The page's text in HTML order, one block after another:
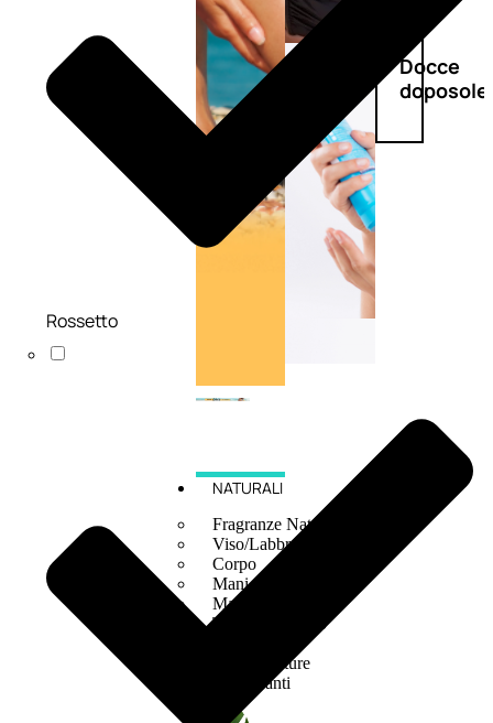
Doposole
Docce
doposole
NATURALI
Fragranze Nature
Viso/Labbra/Occhi Nature
Corpo
Mani
Maschera Nature
Trattamenti Viso
Bagno Nature
Deodoranti
Rossetto